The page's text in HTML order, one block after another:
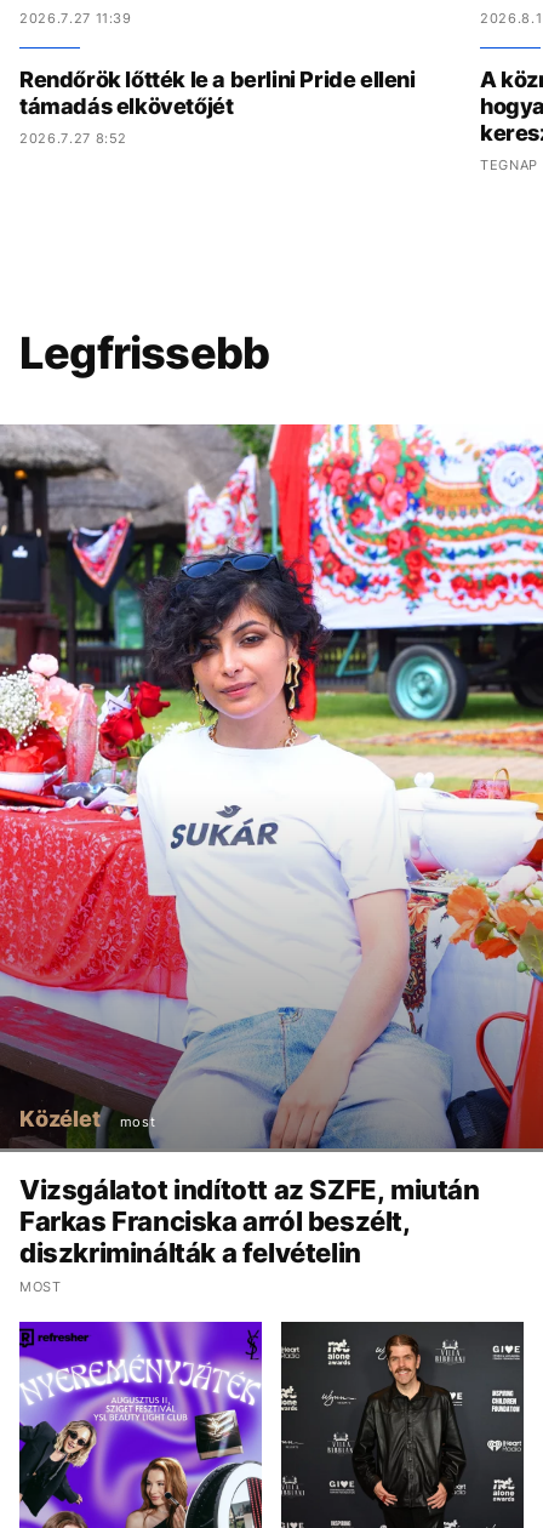
2026.7.27 11:39
Rendőrök lőtték le a berlini Pride elleni
támadás elkövetőjét
2026.7.27 8:52
2026.8.1
A
TEGNAP
Legfrissebb
Közélet most
Vizsgálatot indított az SZFE, miután
Farkas Franciska arról beszélt,
diszkriminálták a felvételin
MOST